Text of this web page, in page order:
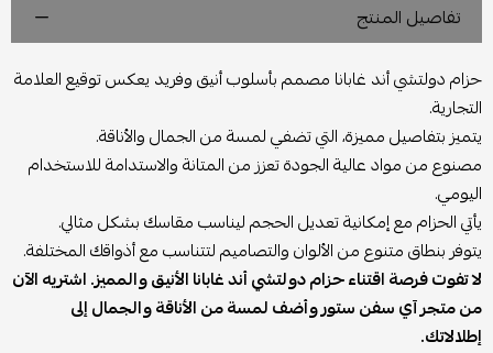
تفاصيل المنتج
حزام دولتشي أند غابانا مصمم بأسلوب أنيق وفريد يعكس توقيع العلامة
التجارية.
يتميز بتفاصيل مميزة، التي تضفي لمسة من الجمال والأناقة.
مصنوع من مواد عالية الجودة تعزز من المتانة والاستدامة للاستخدام
اليومي.
يأتي الحزام مع إمكانية تعديل الحجم ليناسب مقاسك بشكل مثالي.
يتوفر بنطاق متنوع من الألوان والتصاميم لتتناسب مع أذواقك المختلفة.
لا تفوت فرصة اقتناء حزام دولتشي أند غابانا الأنيق والمميز. اشتريه الآن
من متجر آي سفن ستور وأضف لمسة من الأناقة والجمال إلى
إطلالاتك.